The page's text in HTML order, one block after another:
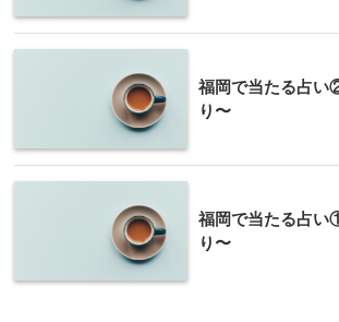
福岡で当たる占い
り〜
福岡で当たる占い
り〜